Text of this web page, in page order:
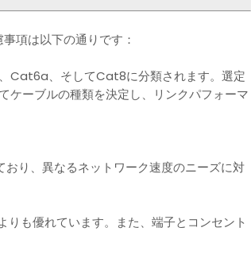
項は以下の通りです：
Cat6a、そしてCat8に分類されます。選定
ケーブルの種類を決定し、リンクパフォーマ
り、異なるネットワーク速度のニーズに対
も優れています。また、端子とコンセント